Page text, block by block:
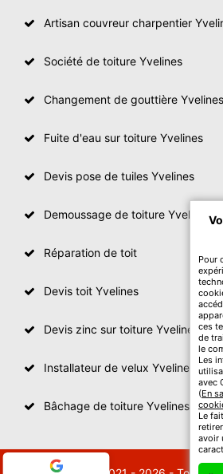
Artisan couvreur charpentier
Société de toiture Yvelines
Changement de gouttière Yvelines
Fuite d'eau sur toiture Yvelines
Devis pose de tuiles Yvelines
Demoussage de toiture Yvelines
Réparation de toit
Devis toit Yvelines
Devis zinc sur toiture Yvelines
Installateur de velux Yvelines
Bâchage de toiture Yvelines
Pour
ces
de
le
Les
avec
(En
Le
avoir